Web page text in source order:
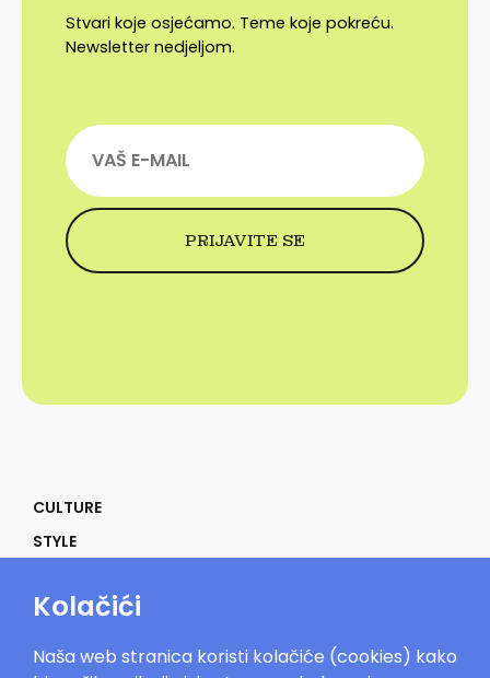
Stvari koje osjećamo. Teme koje pokreću.
Newsletter nedjeljom.
CULTURE
STYLE
POWER
Kolačići
Naša web stranica koristi kolačiće (cookies) kako